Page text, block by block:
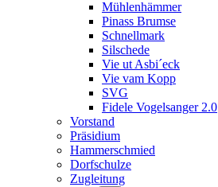
Mühlenhämmer
Pinass Brumse
Schnellmark
Silschede
Vie ut Asbi´eck
Vie vam Kopp
SVG
Fidele Vogelsanger 2.0
Vorstand
Präsidium
Hammerschmied
Dorfschulze
Zugleitung